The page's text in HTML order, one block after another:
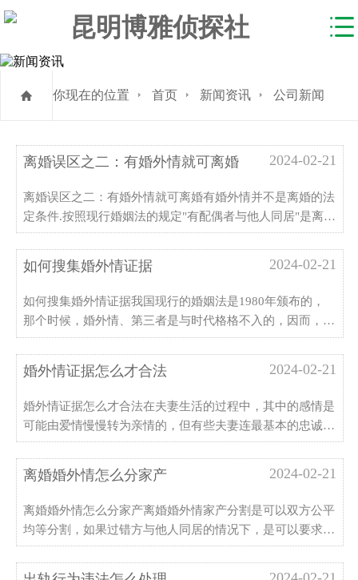
你现在的位置 首页 新闻资讯 公司新闻
2024-02-21
离婚误区之二：有婚外情就可离婚
离婚误区之二：有婚外情就可离婚有婚外情并不是离婚的法
定条件.按照现行婚姻法的规定"有配偶者与他人同居"是离婚
的法定条件.这里的同居是指与婚外异性持续,稳定地共同居
定会判决离婚.有的婚姻当事人请一些所谓的私人侦探去调
···
2024-02-21
如何搜集婚外情证据
如何搜集婚外情证据我国现行的婚姻法是1980年颁布的，
那个时候，婚外情、第三者是与时代格格不入的，因而，法
律根本没有将其纳入规范的内容，倒是将封建婚姻的残余作
为重点管制对象。而今，新的思潮新的观念接踵而来，以法
律制约婚外情、第三者
2024-02-21
婚外情证据怎么才合法
婚外情证据怎么才合法在夫妻生活的过程中，其中的感情是
可能由爱情慢慢转为亲情的，但有些夫妻连最基本的忠诚义
务都不能做到，就会选择婚外情，而对于婚外情的证据该怎
据怎么才合法以及相关问题的解答吧！一、婚外情证据怎么
···
2024-02-21
离婚婚外情怎么分家产
离婚婚外情怎么分家产离婚婚外情家产分割是可以双方公平
均等分割，如果过错方与他人同居的情况下，是可以要求离
婚损害赔偿的。因婚外情离婚注意事项是需要提供书证、五